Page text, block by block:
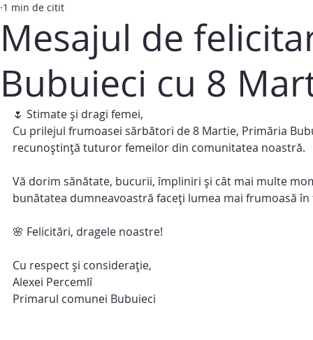
Mesajul de
Bubuieci cu 8
1 min de citit
🌷 Stimate și dragi femei,
Cu prilejul frumoasei sărbători de 8 Martie, Primăria
recunoștință tuturor femeilor din comunitatea noastră.
Vă dorim sănătate, bucurii, împliniri și cât mai multe
bunătatea dumneavoastră faceți lumea mai frumoasă în
🌸 Felicitări, dragele noastre!
Cu respect și considerație,
Alexei Percemlî
Primarul comunei Bubuieci